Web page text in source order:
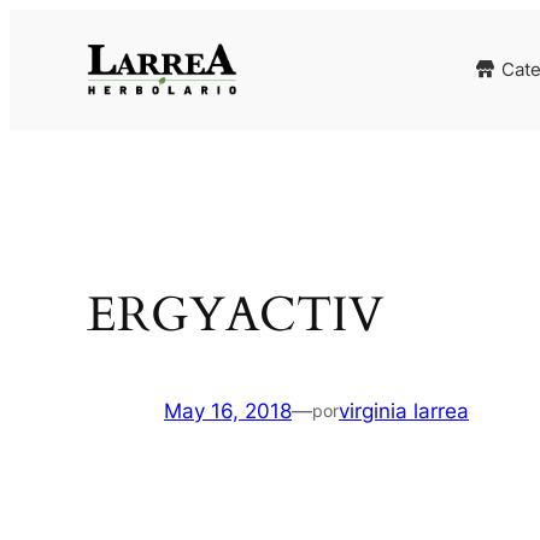
contenido
ERGYACTIV
May 16, 2018—porvirginia larrea